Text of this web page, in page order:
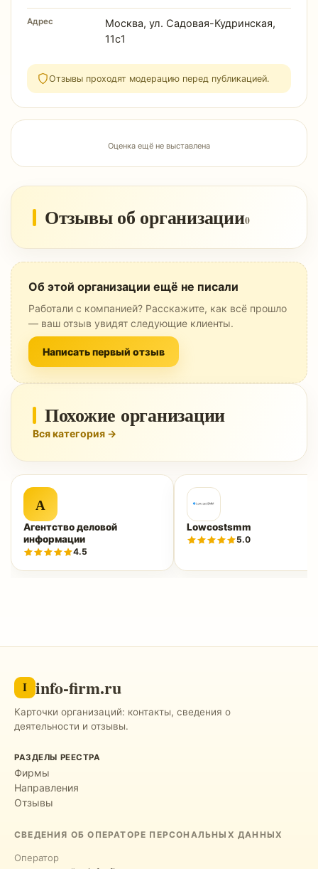
Адрес
Москва, ул. Садовая-Кудринская,
11с1
Отзывы проходят модерацию перед публикацией.
Оценка ещё не выставлена
Отзывы об организации0
Об этой организации ещё не писали
Работали с компанией? Расскажите, как всё прошло
— ваш отзыв увидят следующие клиенты.
Написать первый отзыв
Похожие организации
Вся категория →
А
Агентство деловой
информации
4.5
Lowcostsmm
5.0
I info-firm.ru
Карточки организаций: контакты, сведения о
деятельности и отзывы.
РАЗДЕЛЫ РЕЕСТРА
Фирмы
Направления
Отзывы
СВЕДЕНИЯ ОБ ОПЕРАТОРЕ ПЕРСОНАЛЬНЫХ ДАННЫХ
Оператор